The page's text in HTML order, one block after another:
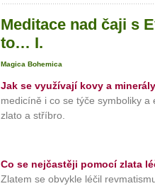
Meditace nad čaji s
to… I.
Magica Bohemica
Jak se využívají kovy a
medicíně i co se týče symboliky
zlato a stříbro.
Co se nejčastěji pomocí zlata
Zlatem se obvykle léčil